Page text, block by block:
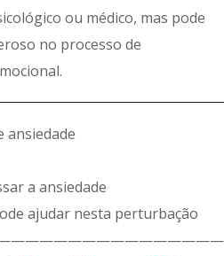
ou médico, mas pode
no processo de
ansiedade
a ansiedade
ajudar nesta perturbação